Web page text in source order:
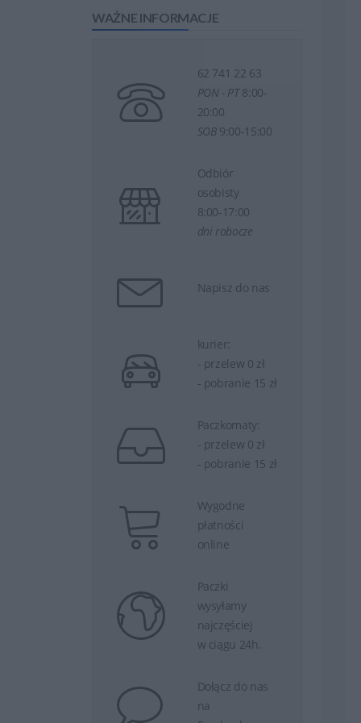
WAŻNE INFORMACJE
62 741 22 63
PON - PT8:00-
20:00
SOB9:00-15:00
Odbiór
osobisty
8:00-17:00
dni robocze
Napisz do nas
kurier:
- przelew 0 zł
- pobranie 15 zł
Paczkomaty:
- przelew 0 zł
- pobranie 15 zł
Wygodne
płatności
online
Paczki
wysyłamy
najczęściej
w ciągu 24h.
Dołącz do nas
na